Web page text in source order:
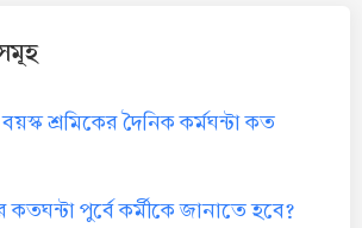
শ্রমিকের দৈনিক কর্মঘন্টা কত
পুর্বে কর্মীকে জানাতে হবে?